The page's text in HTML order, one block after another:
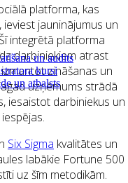
un audits
kursi
un atbalsts
platforma, kas
jauninājumus un
integrētā platforma
darbiniekiem atrast
zināšanas un
uzņēmums strādā
iesaistot darbiniekus un
Six Sigma kvalitātes un
labākie Fortune 500
uz šīm metodikām.